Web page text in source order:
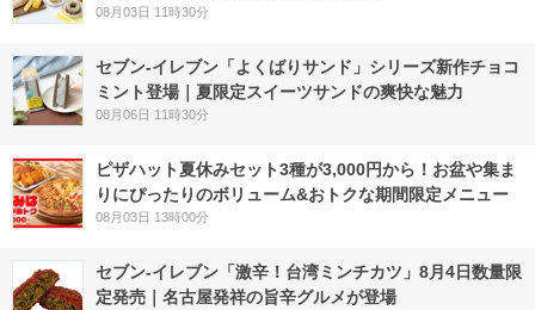
08月03日 11時30分
セブン‐イレブン「よくばりサンド」シリーズ新作チョコ
ミント登場｜夏限定スイーツサンドの爽快な魅力
08月06日 11時30分
ピザハット夏休みセット3種が3,000円から！お盆や集ま
りにぴったりのボリューム&おトクな期間限定メニュー
08月03日 13時00分
セブン-イレブン「激辛！台湾ミンチカツ」8月4日数量限
定発売｜名古屋発祥の旨辛グルメが登場